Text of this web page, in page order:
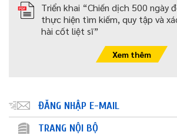
Triển khai “Chiến dịch 500 ngày
thực hiện tìm kiếm, quy tập và
hài cốt liệt sĩ”
Xem thêm
ĐĂNG NHẬP E-MAIL
TRANG NỘI BỘ